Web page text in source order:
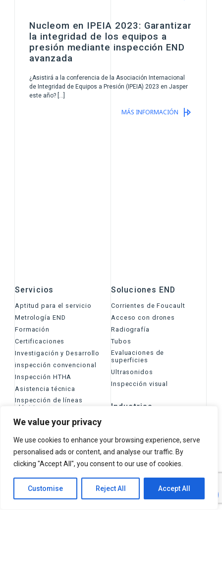
We value your privacy
We use cookies to enhance your browsing experience, serve
personalised ads or content, and analyse our traffic. By
clicking "Accept All", you consent to our use of cookies.
Customise Reject All Accept All
Nucleom en IPEIA 2023: Garantizar
la integridad de los equipos a
presión mediante inspección END
avanzada
¿Asistirá a la conferencia de la Asociación Internacional
de Integridad de Equipos a Presión (IPEIA) 2023 en Jasper
este año? […]
MÁS INFORMACIÓN
Servicios
Aptitud para el servicio
Metrología END
Formación
Certificaciones
Investigación y Desarrollo
inspección convencional
Inspección HTHA
Asistencia técnica
Inspección de líneas
eléctricas
Metalurgia
Ingeniería de campo
Soluciones END
Corrientes de Foucault
Acceso con drones
Radiografía
Tubos
Evaluaciones de
superficies
Ultrasonidos
Inspección visual
Industrias
Energías renovables
Pequeno Modular Reactor